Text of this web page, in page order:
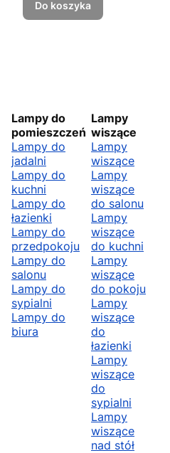
Do koszyka
Lampy do
pomieszczeń
Lampy do
jadalni
Lampy do
kuchni
Lampy do
łazienki
Lampy do
przedpokoju
Lampy do
salonu
Lampy do
sypialni
Lampy do
biura
Lampy
wiszące
Lampy
wiszące
Lampy
wiszące
do salonu
Lampy
wiszące
do kuchni
Lampy
wiszące
do pokoju
Lampy
wiszące
do
łazienki
Lampy
wiszące
do
sypialni
Lampy
wiszące
nad stół